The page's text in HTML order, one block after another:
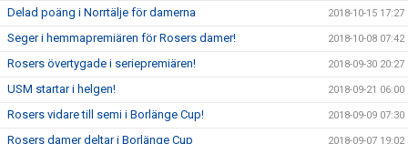
Delad poäng i Norrtälje för damerna 2018-10-15 17:27
Seger i hemmapremiären för Rosers damer! 2018-10-08 07:42
Rosers övertygade i seriepremiären! 2018-09-30 20:27
USM startar i helgen! 2018-09-21 06:00
Rosers vidare till semi i Borlänge Cup! 2018-09-09 07:30
Rosers damer deltar i Borlänge Cup 2018-09-07 19:02